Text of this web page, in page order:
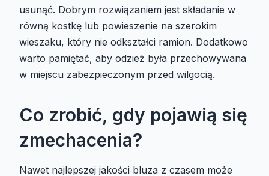
usunąć. Dobrym rozwiązaniem jest składanie w
równą kostkę lub powieszenie na szerokim
wieszaku, który nie odkształci ramion. Dodatkowo
warto pamiętać, aby odzież była przechowywana
w miejscu zabezpieczonym przed wilgocią.
Co zrobić, gdy pojawią się
zmechacenia?
Nawet najlepszej jakości bluza z czasem może